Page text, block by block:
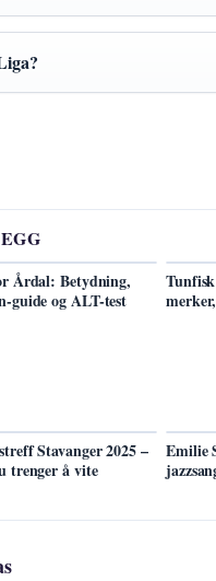
Årdal: Betydning,
guide og ALT-test
Stavanger 2025 –
trenger å vite
Emilie